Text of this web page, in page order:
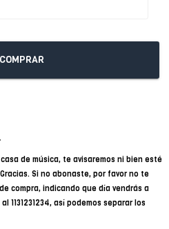
.
de música, te avisaremos ni bien esté
Si no abonaste, por favor no te
compra, indicando que día vendrás a
1131231234, así podemos separar los